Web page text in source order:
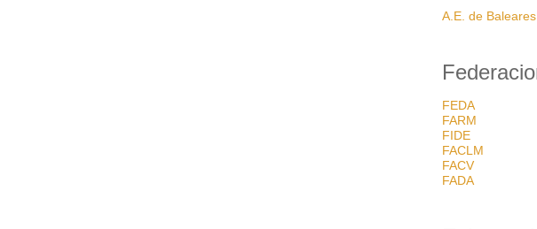
A.E. de Baleares
FEDA
FARM
FIDE
FACLM
FACV
FADA